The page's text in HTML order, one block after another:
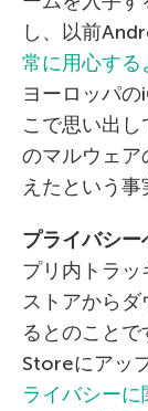
し、以前
常に用心する
ヨーロッパ
こで思い出
のマルウェア
えたという事
プライバシー
プリ内トラ
ストアから
るとのこと
Storeにアッ
ライバシーに